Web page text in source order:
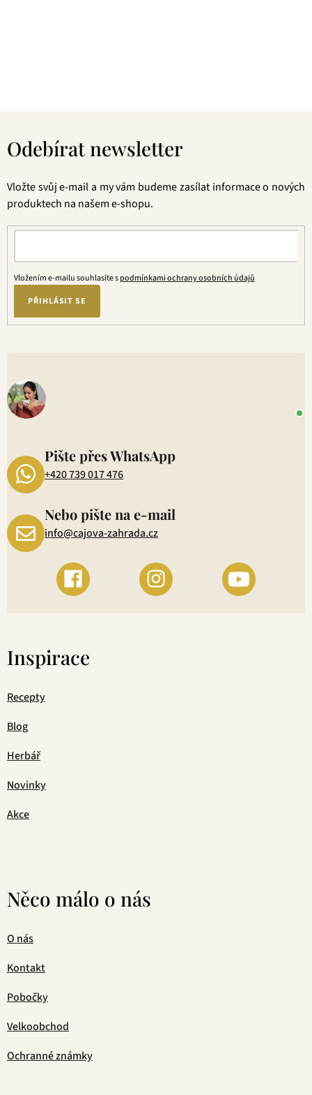
Odebírat newsletter
Vložte svůj e-mail a my vám budeme zasílat informace o nových
produktech na našem e-shopu.
Vložením e-mailu souhlasíte spodmínkami ochrany osobních údajů
PŘIHLÁSIT SE
Pište přes WhatsApp
+420 739 017 476
Nebo pište na e-mail
info@cajova-zahrada.cz
Inspirace
Recepty
Blog
Herbář
Novinky
Akce
Něco málo o nás
O nás
Kontakt
Pobočky
Velkoobchod
Ochranné známky